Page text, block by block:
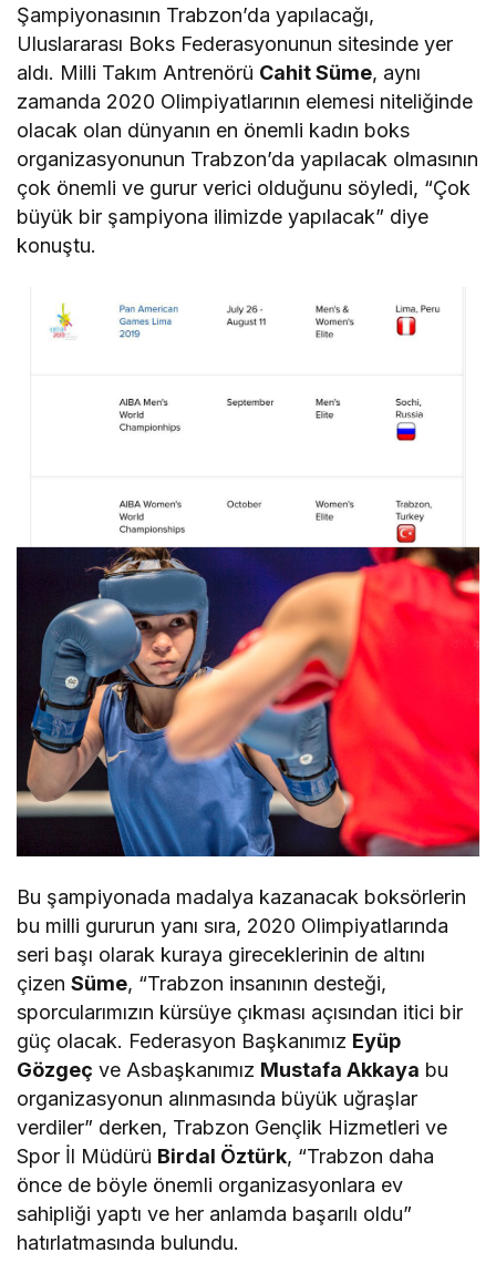
Şampiyonasının Trabzon’da yapılacağı,
Uluslararası Boks Federasyonunun sitesinde yer
aldı. Milli Takım Antrenörü Cahit Süme, aynı
zamanda 2020 Olimpiyatlarının elemesi niteliğinde
olacak olan dünyanın en önemli kadın boks
organizasyonunun Trabzon’da yapılacak olmasının
çok önemli ve gurur verici olduğunu söyledi, “Çok
büyük bir şampiyona ilimizde yapılacak” diye
konuştu.
Bu şampiyonada madalya kazanacak boksörlerin
bu milli gururun yanı sıra, 2020 Olimpiyatlarında
seri başı olarak kuraya gireceklerinin de altını
çizenSüme, “Trabzon insanının desteği,
sporcularımızın kürsüye çıkması açısından itici bir
güç olacak. Federasyon Başkanımız Eyüp
Gözgeç ve Asbaşkanımız Mustafa Akkaya bu
organizasyonun alınmasında büyük uğraşlar
verdiler” derken, Trabzon Gençlik Hizmetleri ve
Spor İl Müdürü Birdal Öztürk, “Trabzon daha
önce de böyle önemli organizasyonlara ev
sahipliği yaptı ve her anlamda başarılı oldu”
hatırlatmasında bulundu.